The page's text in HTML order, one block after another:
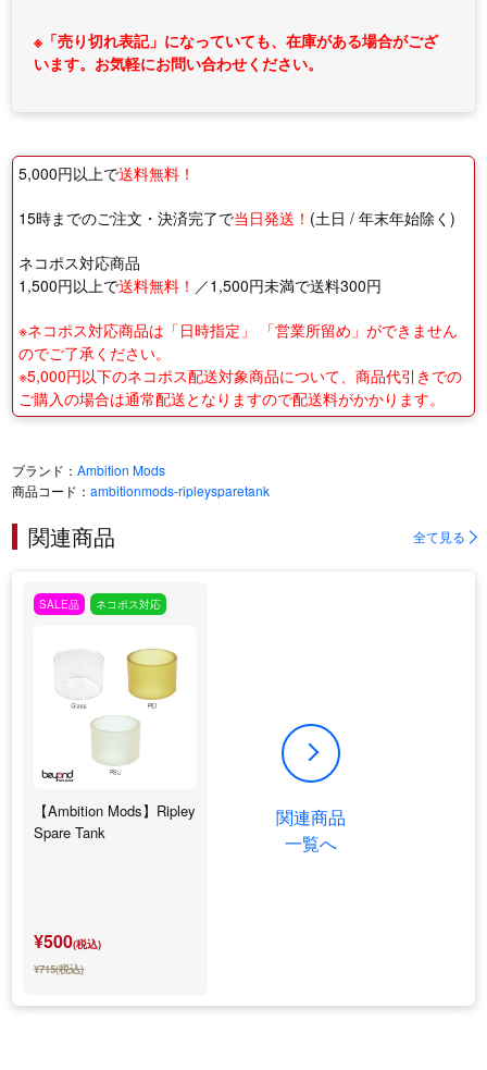
※「売り切れ表記」になっていても、在庫がある場合がござ
います。お気軽にお問い合わせください。
5,000円以上で送料無料！
15時までのご注文・決済完了で当日発送！ (土日 / 年末年始除く)
ネコポス対応商品
1,500円以上で送料無料！ ／1,500円未満で送料300円
※ネコポス対応商品は「日時指定」 「営業所留め」ができません
のでご了承ください。
※5,000円以下のネコポス配送対象商品について、商品代引きでの
ご購入の場合は通常配送となりますので配送料がかかります。
ブランド：Ambition Mods
商品コード：ambitionmods-ripleysparetank
関連商品 全て見る
SALE品 ネコポス対応
【Ambition Mods】Ripley
Spare Tank
¥500(税込)
¥715(税込)
関連商品
一覧へ